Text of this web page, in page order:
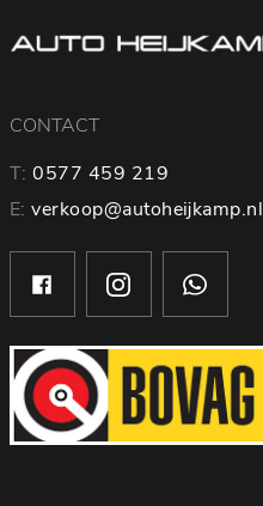
CONTACT
T: 0577 459 219
E: verkoop@autoheijkamp.nl